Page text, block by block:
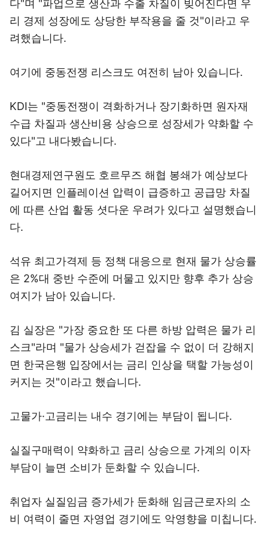
다"며 "파업으로 생산과 수출 차질이 빚어진다면 우
리 경제 성장에도 상당한 부작용을 줄 것"이라고 우
려했습니다.
여기에 중동전쟁 리스크도 여전히 남아 있습니다.
KDI는 "중동전쟁이 격화하거나 장기화하면 원자재
수급 차질과 생산비용 상승으로 성장세가 약화할 수
있다"고 내다봤습니다.
현대경제연구원도 호르무즈 해협 봉쇄가 예상보다
길어지면 인플레이션 압력이 급증하고 공급망 차질
에 따른 산업 활동 셧다운 우려가 있다고 설명했습니
다.
석유 최고가격제 등 정책 대응으로 현재 물가 상승률
은 2%대 중반 수준에 머물고 있지만 향후 추가 상승
여지가 남아 있습니다.
김 실장은 "가장 중요한 또 다른 하방 압력은 물가 리
스크"라며 "물가 상승세가 걷잡을 수 없이 더 강해지
면 한국은행 입장에서는 금리 인상을 택할 가능성이
커지는 것"이라고 했습니다.
고물가·고금리는 내수 경기에는 부담이 됩니다.
실질구매력이 약화하고 금리 상승으로 가계의 이자
부담이 늘면 소비가 둔화할 수 있습니다.
취업자 실질임금 증가세가 둔화해 임금근로자의 소
비 여력이 줄면 자영업 경기에도 악영향을 미칩니다.